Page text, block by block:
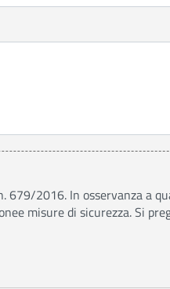
679/2016. In osservanza a
misure di sicurezza. Si